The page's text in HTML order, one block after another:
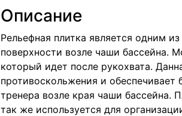
Описание
Рельефная плитка является одним
поверхности возле чаши бассейна.
который идет после рукохвата.
противоскольжения и обеспечивает
тренера возле края чаши бассейна.
так же используется для